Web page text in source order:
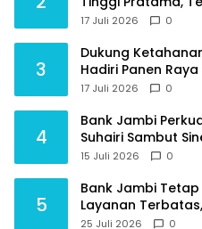
dan Integritas
17 Juli 2026 0
3
Dukung
Hadiri Panen
Tanjungjabung
17 Juli 2026 0
4
Bank Jambi
Suhairi Sambut
Jambi
15 Juli 2026 0
5
Bank Jambi
Layanan
ATM dan
25 Juli 2026 0